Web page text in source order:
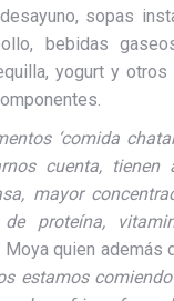
sopas
bebidas
yogurt y
‘comida
cuenta, tienen
mayor
proteína,
quien además
estamos